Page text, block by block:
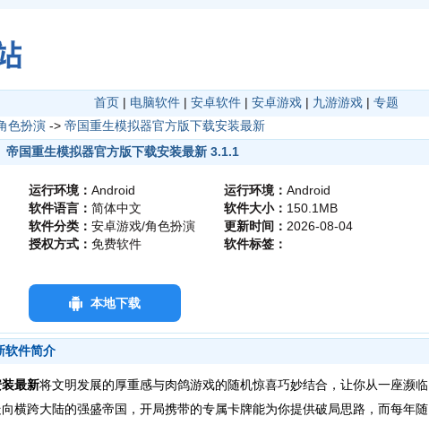
首页 | 电脑软件 | 安卓软件 | 安卓游戏 | 九游游戏 | 专题
色扮演 -> 帝国重生模拟器官方版下载安装最新
帝国重生模拟器官方版下载安装最新 3.1.1
运行环境： Android
软件语言： 简体中文
软件分类： 安卓游戏/角色扮演
授权方式： 免费软件
运行环境： Android
软件大小： 150.1MB
更新时间： 2026-08-04
软件标签：
本地下载
软件简介
最新将文明发展的厚重感与肉鸽游戏的随机惊喜巧妙结合，让你从一座濒临
横跨大陆的强盛帝国，开局携带的专属卡牌能为你提供破局思路，而每年随